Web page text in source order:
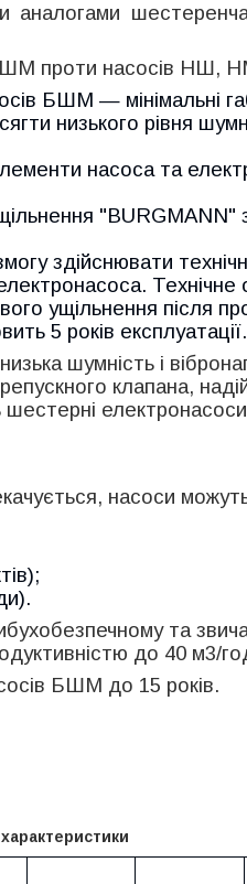
БШМ проти насосів
БШМ — мінімальні
низького рівня
насоса та
"BURGMANN"
здійснювати
Технічне
ущільнення після
5 років експлуатації.
шумність і
клапана,
шестерні
насоси
та
до 40 м3/
БШМ до 15 років.
характеристики